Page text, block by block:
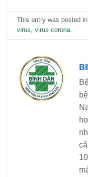
This entry was posted
virus,virus corona.